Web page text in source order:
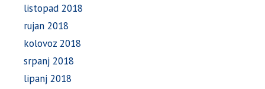
listopad 2018
rujan 2018
kolovoz 2018
srpanj 2018
lipanj 2018